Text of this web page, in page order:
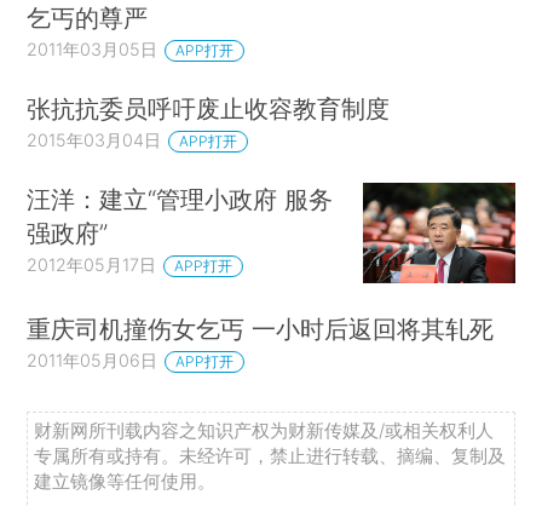
乞丐的尊严
2011年03月05日 APP打开
张抗抗委员呼吁废止收容教育制度
2015年03月04日 APP打开
汪洋：建立“管理小政府 服务
强政府”
2012年05月17日 APP打开
重庆司机撞伤女乞丐 一小时后返回将其轧死
2011年05月06日 APP打开
财新网所刊载内容之知识产权为财新传媒及/或相关权利人
专属所有或持有。未经许可，禁止进行转载、摘编、复制及
建立镜像等任何使用。